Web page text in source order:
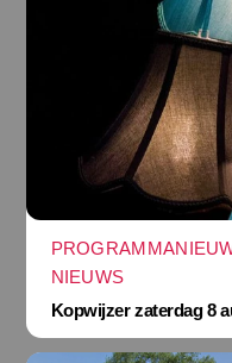
NIEUWS
Kopwijzer zaterdag 8